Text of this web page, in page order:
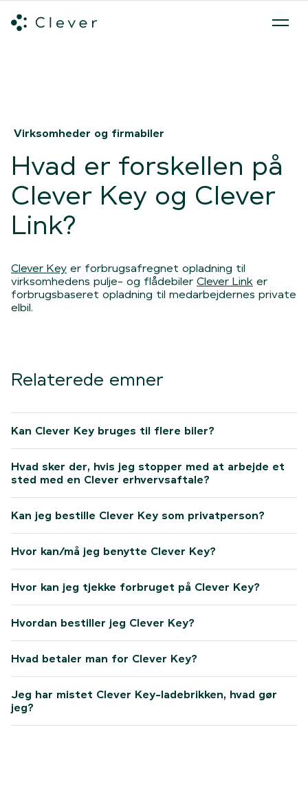
Virksomheder og firmabiler
Hvad er forskellen på
Clever Key og Clever
Link?
Clever Key er forbrugsafregnet opladning til
virksomhedens pulje- og flådebiler Clever Link er
forbrugsbaseret opladning til medarbejdernes private
elbil.
Relaterede emner
Kan Clever Key bruges til flere biler?
Hvad sker der, hvis jeg stopper med at arbejde et
sted med en Clever erhvervsaftale?
Kan jeg bestille Clever Key som privatperson?
Hvor kan/må jeg benytte Clever Key?
Hvor kan jeg tjekke forbruget på Clever Key?
Hvordan bestiller jeg Clever Key?
Hvad betaler man for Clever Key?
Jeg har mistet Clever Key-ladebrikken, hvad gør
jeg?